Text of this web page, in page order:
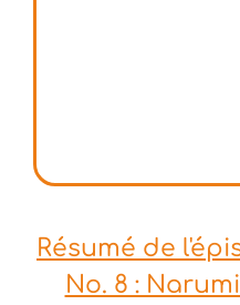
Résumé de
No. 8 :